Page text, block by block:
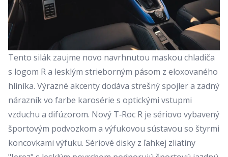
Tento silák zaujme novo navrhnutou maskou chladiča
s logom R a lesklým strieborným pásom z eloxovaného
hliníka. Výrazné akcenty dodáva strešný spojler a zadný
nárazník vo farbe karosérie s optickými vstupmi
vzduchu a difúzorom. Nový T‑Roc R je sériovo vybavený
športovým podvozkom a výfukovou sústavou so štyrmi
koncovkami výfuku. Sériové disky z ľahkej zliatiny